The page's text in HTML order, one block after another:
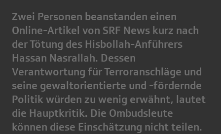
Zwei Personen beanstanden einen
Online-Artikel von SRF News kurz nach
der Tötung des Hisbollah-Anführers
Hassan Nasrallah. Dessen
Verantwortung für Terroranschläge und
seine gewaltorientierte und -fördernde
Politik würden zu wenig erwähnt, lautet
die Hauptkritik. Die Ombudsleute
können diese Einschätzung nicht teilen.